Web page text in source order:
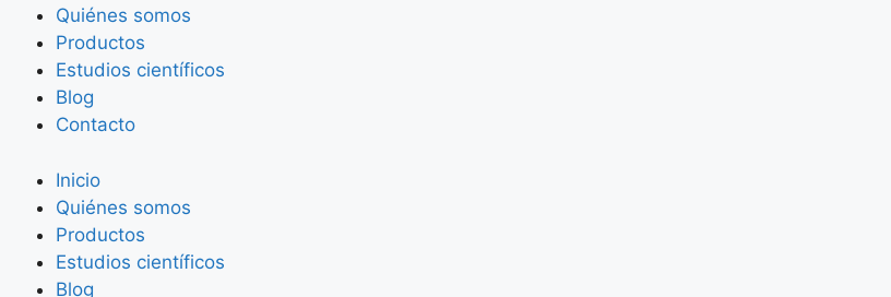
Quiénes somos
Productos
Estudios científicos
Blog
Contacto
Inicio
Quiénes somos
Productos
Estudios científicos
Blog